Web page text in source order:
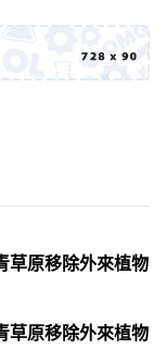
原移除外來植物
原移除外來植物